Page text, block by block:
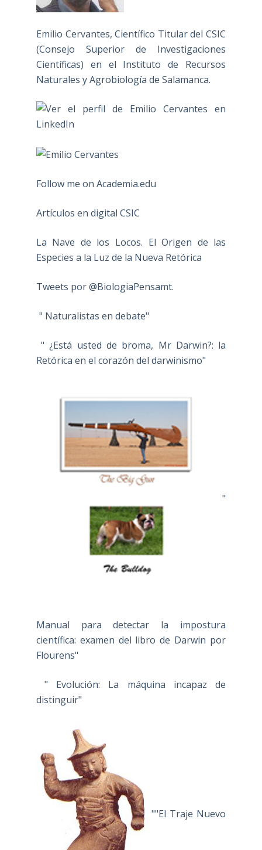
Emilio Cervantes, Científico Titular del CSIC
(Consejo Superior de Investigaciones
Científicas) en el Instituto de Recursos
Naturales y Agrobiología de Salamanca.
Follow me on Academia.edu
Artículos en digital CSIC
La Nave de los Locos. El Origen de las
Especies a la Luz de la Nueva Retórica
Tweets por @BiologiaPensamt.
" Naturalistas en debate"
" ¿Está usted de broma, Mr Darwin?: la
Retórica en el corazón del darwinismo"
"
Manual para detectar la impostura
científica: examen del libro de Darwin por
Flourens"
" Evolución: La máquina incapaz de
distinguir"
""El Traje Nuevo